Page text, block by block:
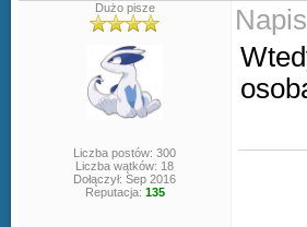
Dużo pisze
Liczba postów: 300
Liczba wątków: 18
Dołączył: Sep 2016
Reputacja: 135